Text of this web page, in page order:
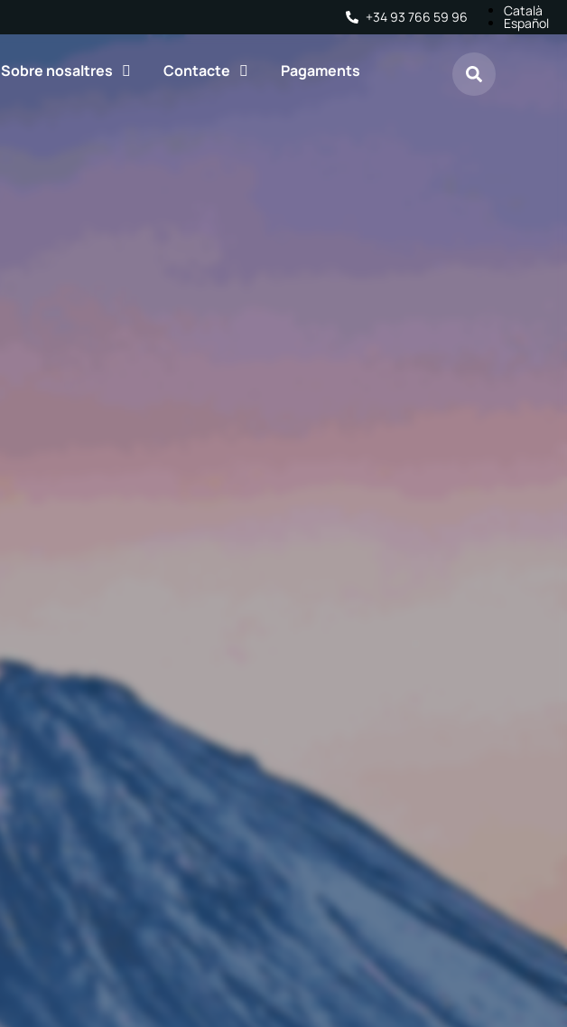
+34 93 766 59 96 Català
Español
Sobre nosaltres Contacte Pagaments